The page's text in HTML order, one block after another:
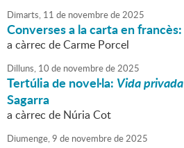
Dimarts, 11 de novembrede2025
Converses a la carta en francès:
a càrrec de Carme Porcel
Dilluns, 10 de novembrede2025
Tertúlia de novel·la: Vida privada
Sagarra
a càrrec de Núria Cot
Diumenge,9 de novembrede2025